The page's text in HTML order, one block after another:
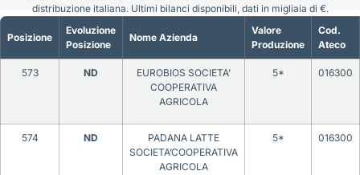
Posizione
Evoluzione
Posizione
Nome Azienda
Valore
Produzione
Cod.
Ateco
573 ND
EUROBIOS SOCIETA’
COOPERATIVA
AGRICOLA
5* 016300
574 ND
PADANA LATTE
SOCIETA’COOPERATIVA
AGRICOLA
5* 016300
distribuzione italiana. Ultimi bilanci disponibili, dati in migliaia di €.